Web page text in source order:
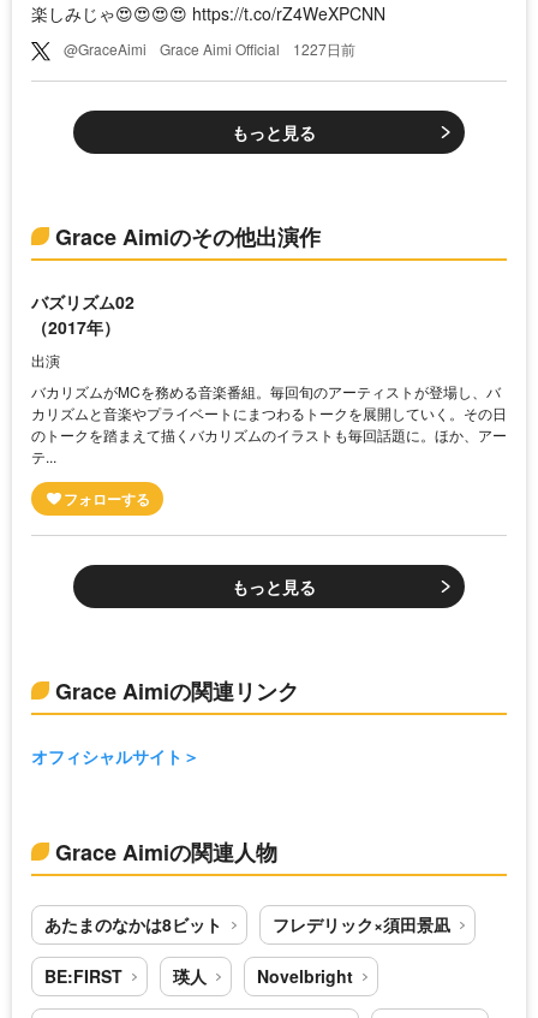
楽しみじゃ😍😍😍😍 https://t.co/rZ4WeXPCNN
@GraceAimi Grace Aimi Official 1227日前
もっと見る
Grace Aimiのその他出演作
バズリズム02
（2017年）
出演
バカリズムがMCを務める音楽番組。毎回旬のアーティストが登場し、バ
カリズムと音楽やプライベートにまつわるトークを展開していく。その日
のトークを踏まえて描くバカリズムのイラストも毎回話題に。ほか、アー
テ...
もっと見る
Grace Aimiの関連リンク
オフィシャルサイト
Grace Aimiの関連人物
あたまのなかは8ビット フレデリック×須田景凪
BE:FIRST 瑛人 Novelbright